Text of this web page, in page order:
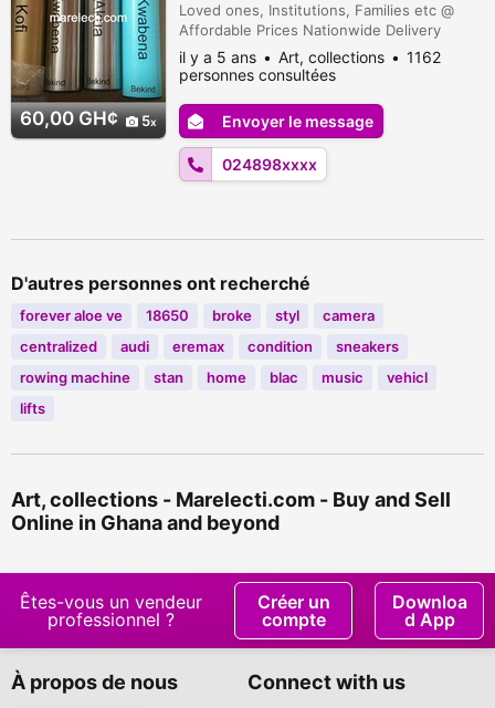
60,00 GH¢ 5
Loved ones, Institutions, Families etc @
Affordable Prices Nationwide Delivery
il y a 5 ans Art, collections
1162
personnes consultées
Envoyer le message
024898xxxx
D'autres personnes ont recherché
forever aloe ve 18650 broke styl
camera
centralized
audi eremax condition
sneakers
rowing machine
stan home blac music
vehicl
lifts
Art, collections - Marelecti.com - Buy and Sell
Online in Ghana and beyond
Êtes-vous un vendeur
professionnel ?
Créer un
compte
Downloa
d App
À propos de nous Connect with us